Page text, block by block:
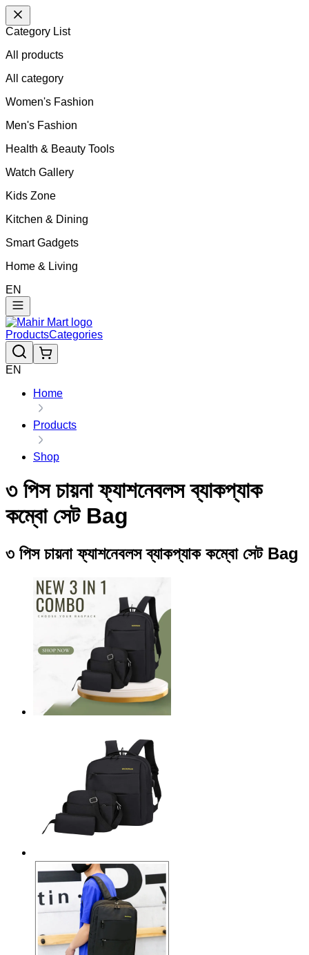
Category List
All products
All category
Women's Fashion
Men's Fashion
Health & Beauty Tools
Watch Gallery
Kids Zone
Kitchen & Dining
Smart Gadgets
Home & Living
EN
ProductsCategories
EN
Home
Products
Shop
৩ পিস চায়না ফ্যাশনেবলস ব্যাকপ্যাক
কম্বো সেট Bag
৩ পিস চায়না ফ্যাশনেবলস ব্যাকপ্যাক কম্বো সেট Bag